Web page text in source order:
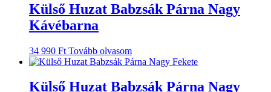
Külső Huzat Babzsák Párna Nagy
Kávébarna
34 990 Ft Tovább olvasom
Külső Huzat Babzsák Párna Nagy